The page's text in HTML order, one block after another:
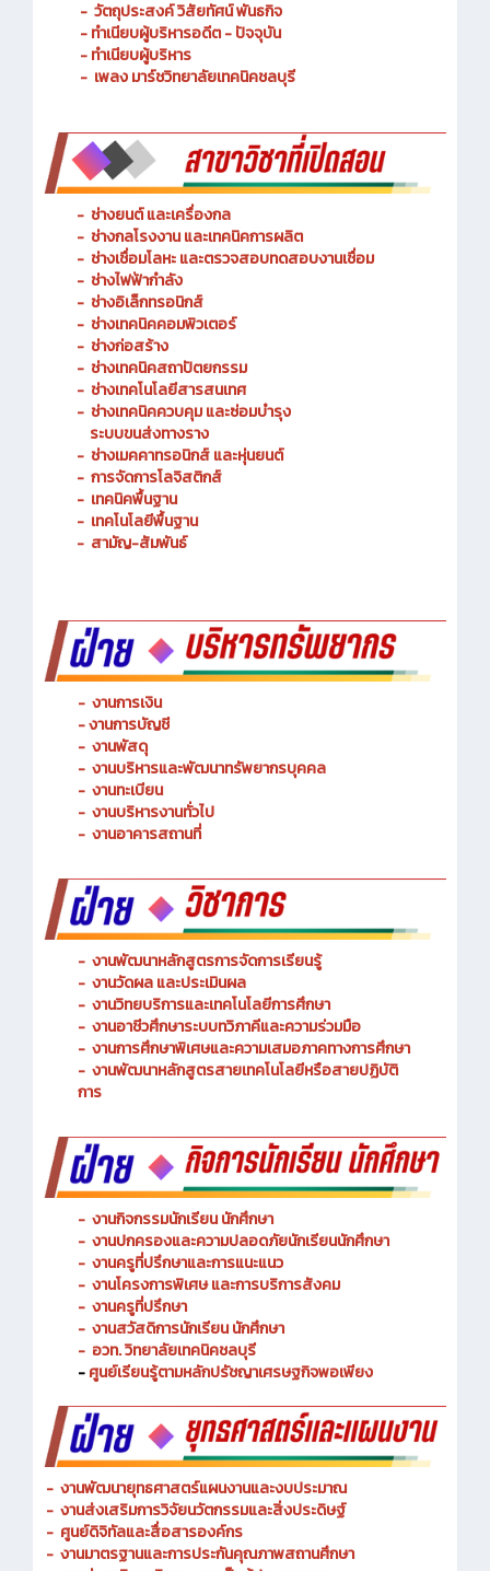
- ประวัติความเป็นมา
- วัตถุประสงค์ วิสัยทัศน์ พันธกิจ
- ทำเนียบผู้บริหารอดีต - ปัจจุบัน
- ทำเนียบผู้บริหาร
- ช่างยนต์ และเครื่องกล
- ช่างกลโรงงาน และเทคนิคการผลิต
- ช่างเชื่อมโลหะ และตรวจสอบทดสอบงานเชื่อม
- ช่างไฟฟ้ากำลัง
- ช่างอิเล็กทรอนิกส์
- ช่างเทคนิคคอมพิวเตอร์
- ช่างก่อสร้าง
- ช่างเทคนิคสถาปัตยกรรม
- ช่างเทคโนโลยีสารสนเทศ
ช่างเทคนิคควบคุม และซ่อมบำรุง
ระบบขนส่งทางราง
- ช่างเมคคาทรอนิกส์ และหุ่นยนต์
- การจัดการโลจิสติกส์
- เทคนิคพื้นฐาน
- เทคโนโลยีพื้นฐาน
-งานการเงิน
- งานการบัญชี
- งานพัสดุ
- งานบริหารและพัฒนาทรัพยากรบุคคล
- งานทะเบียน
- งานบริหารงานทั่วไป
- งานพัฒนาหลักสูตรการจัดการเรียนรู้
- งานวัดผล และประเมินผล
- งานวิทยบริการและเทคโนโลยีการศึกษา
- งานอาชีวศึกษาระบบทวิภาคีและความร่วมมือ
- งานการศึกษาพิเศษและความเสมอภาคทางการศึกษา
- งานพัฒนาหลักสูตรสายเทคโนโลยีหรือสายปฏิบัติ
- งานกิจกรรมนักเรียน นักศึกษา
- งานปกครองและความปลอดภัยนักเรียนนักศึกษา
- งานครูที่ปรึกษาและการแนะแนว
- งานโครงการพิเศษ และการบริการ
- งานครูที่ปรึกษา
- งานสวัสดิการนักเรียน นักศึกษา
-อวท. วิทยาลัยเทคนิคชลบุรี
-ศูนย์เรียนรู้ตามหลักปรัชญาเศรษฐกิจพอเพียง
- งานพัฒนายุทธศาสตร์แผนงานและงบประมาณ
- งานส่งเสริมการวิจัยนวัตกรรมและสิ่งประดิษฐ์
- ศูนย์ดิจิทัลและสื่อสารองค์กร